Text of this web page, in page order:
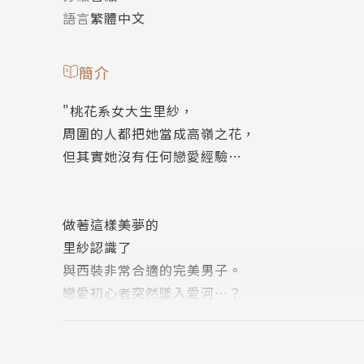
語言繁體中文
簡介
"桃花系女大生里紗，
周圍的人都把她當成高嶺之花，
但其實她沒有任何戀愛經驗…
做著這樣美夢的
里紗認識了
與西裝非常合適的完美男子。
戀愛初心者突然墜入愛河…？